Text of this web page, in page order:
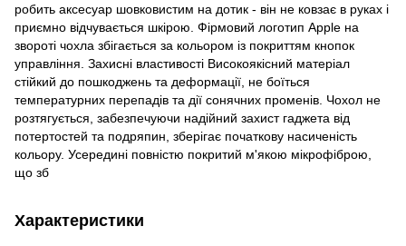
робить аксесуар шовковистим на дотик - він не ковзає в руках і
приємно відчувається шкірою. Фірмовий логотип Apple на
звороті чохла збігається за кольором із покриттям кнопок
управління. Захисні властивості Високоякісний матеріал
стійкий до пошкоджень та деформації, не боїться
температурних перепадів та дії сонячних променів. Чохол не
розтягується, забезпечуючи надійний захист гаджета від
потертостей та подряпин, зберігає початкову насиченість
кольору. Усередині повністю покритий м'якою мікрофіброю,
що зб
Характеристики